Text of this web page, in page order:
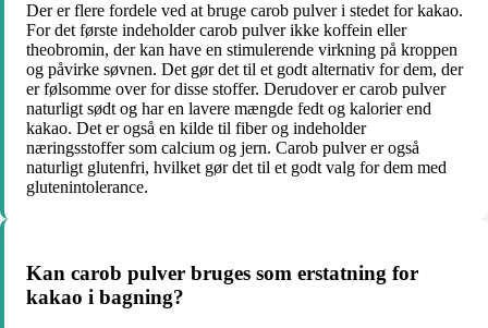
Der er flere fordele ved at bruge carob pulver i stedet for kakao.
For det første indeholder carob pulver ikke koffein eller
theobromin, der kan have en stimulerende virkning på kroppen
og påvirke søvnen. Det gør det til et godt alternativ for dem, der
er følsomme over for disse stoffer. Derudover er carob pulver
naturligt sødt og har en lavere mængde fedt og kalorier end
kakao. Det er også en kilde til fiber og indeholder
næringsstoffer som calcium og jern. Carob pulver er også
naturligt glutenfri, hvilket gør det til et godt valg for dem med
glutenintolerance.
Kan carob pulver bruges som erstatning for
kakao i bagning?